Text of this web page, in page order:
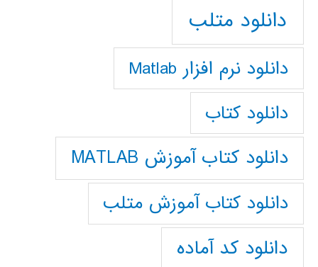
دانلود متلب
دانلود نرم افزار Matlab
دانلود کتاب
دانلود کتاب آموزش MATLAB
دانلود کتاب آموزش متلب
دانلود کد آماده